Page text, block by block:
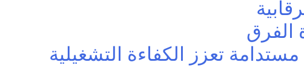
الفرق
تعزز الكفاءة التشغيلية